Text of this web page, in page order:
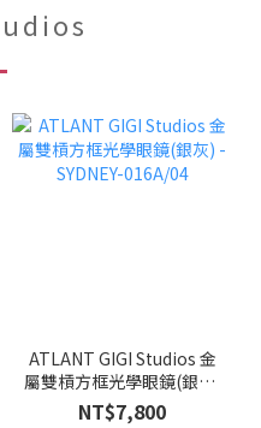
ATLANT GIGI Studios 金
屬雙槓方框光學眼鏡(銀灰)
- SYDNEY-016A/04
NT$7,800